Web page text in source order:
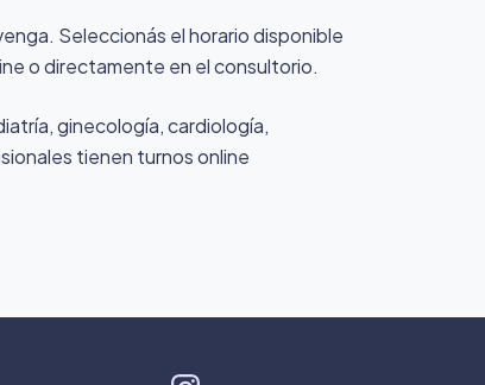
Seleccionás el horario disponible
o directamente en el consultorio.
ginecología, cardiología,
tienen turnos online